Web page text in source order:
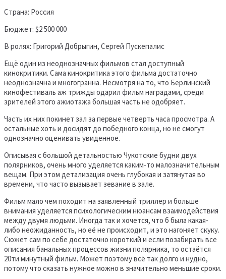
Страна: Россия
Бюджет: $2 500 000
В ролях: Григорий Добрыгин, Сергей Пускепалис
Ещё один из неоднозначных фильмов стал доступный
кинокритики. Сама кинокритика этого фильма достаточно
неоднозначна и многогранна. Несмотря на то, что Берлинский
кинофестиваль аж трижды одарил фильм наградами, среди
зрителей этого ажиотажа большая часть не одобряет.
Часть их них покинет зал за первые четверть часа просмотра. А
остальные хоть и досидят до победного конца, но не смогут
однозначно оценивать увиденное.
Описывая с большой детальностью Чукотские будни двух
полярников, очень много уделяется каким-то малозначительным
вещам. При этом детализация очень глубокая и затянутая во
времени, что часто вызывает зевание в зале.
Фильм мало чем походит на заявленный триллер и больше
внимания уделяется психологическим нюансам взаимодействия
между двумя людьми. Иногда так и хочется, что б была какая-
либо неожиданность, но её не происходит, и это нагоняет скуку.
Сюжет сам по себе достаточно короткий и если позабирать все
описания банальных процессов жизни полярника, то остаётся
20ти минутный фильм. Может поэтому всё так долго и нудно,
потому что сказать нужное можно в значительно меньшие сроки.